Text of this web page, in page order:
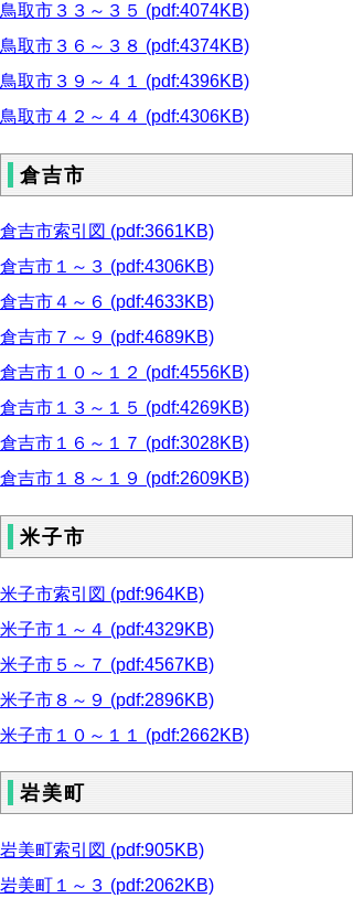
鳥取市３３～３５ (pdf:4074KB)
鳥取市３６～３８ (pdf:4374KB)
鳥取市３９～４１ (pdf:4396KB)
鳥取市４２～４４ (pdf:4306KB)
倉吉市
倉吉市索引図 (pdf:3661KB)
倉吉市１～３ (pdf:4306KB)
倉吉市４～６ (pdf:4633KB)
倉吉市７～９ (pdf:4689KB)
倉吉市１０～１２ (pdf:4556KB)
倉吉市１３～１５ (pdf:4269KB)
倉吉市１６～１７ (pdf:3028KB)
倉吉市１８～１９ (pdf:2609KB)
米子市
米子市索引図 (pdf:964KB)
米子市１～４ (pdf:4329KB)
米子市５～７ (pdf:4567KB)
米子市８～９ (pdf:2896KB)
米子市１０～１１ (pdf:2662KB)
岩美町
岩美町索引図 (pdf:905KB)
岩美町１～３ (pdf:2062KB)